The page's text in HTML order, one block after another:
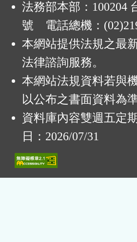
法務部本部：100204
號 電話總機：
本網站提供法規之最
法律諮詢服務。
本網站法規資料若與
以公布之書面資料為準
資料庫內容雙週五定
日：2026/07/31